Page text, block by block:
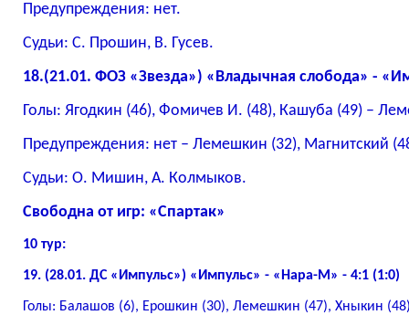
Предупреждения: нет.
Судьи: С. Прошин, В. Гусев.
18.(21.01. ФОЗ «Звезда») «Владычная слобода» -
Голы: Ягодкин (46), Фомичев И. (48), Кашуба (49) –
Предупреждения: нет – Лемешкин (32), Магнитский
Судьи: О. Мишин, А. Колмыков.
Свободна от игр: «Спартак»
10 тур:
19. (28.01. ДС «Импульс») «Импульс» - «Нара-М» - 4:1 (1:0)
Голы: Балашов (6), Ерошкин (30), Лемешкин (47), Хныкин